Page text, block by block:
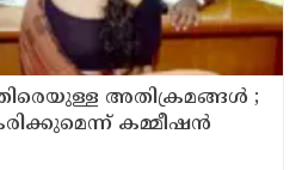
അതിക്രമങ്ങൾ ;
കമ്മീഷൻ